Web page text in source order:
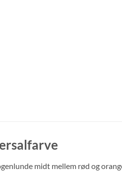
midt mellem rød og